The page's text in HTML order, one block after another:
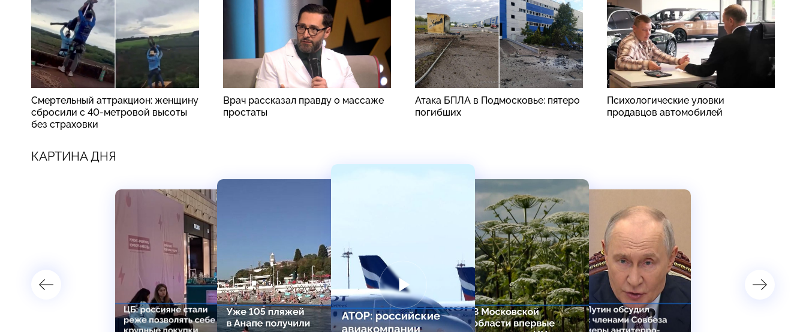
Смертельный аттракцион: женщину
сбросили с 40-метровой высоты
без страховки
Врач рассказал правду о массаже
простаты
Атака БПЛА в Подмосковье: пятеро
погибших
Психологические уловки
продавцов автомобилей
КАРТИНА ДНЯ